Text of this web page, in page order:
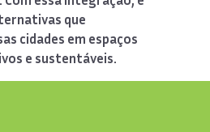
que
cidades em espaços
e sustentáveis.